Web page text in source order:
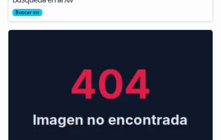
Buscar en